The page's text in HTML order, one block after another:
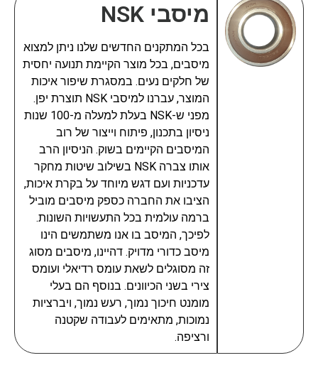
מיסבי NSK
בכל המתקנים החדשים שלנו ניתן למצוא
מיסבים, בכל מוצר הקיימת תנועה יחסית
של חלקים נעים. במסגרת שיפור איכות
המוצר, עברנו למיסבי NSK תוצרת יפן.
מפני ש-NSK בעלת למעלה מ-100 שנות
ניסיון בתכנון, פיתוח וייצור של רוב
המיסבים הקיימים בשוק. הניסיון הרב
אותו צברה NSK בשילוב שיטות מחקר
עדכניות ועם דגש מיוחד על בקרת איכות,
הציבו את החברה כספק מיסבים מוביל
ברמה עולמית בכל התעשויות השונות.
לפיכך, המיסב בו אנו משתמשים הינו
מיסב כדורי מדויק. דהיינו, מיסבים מסוג
זה מסוגלים לשאת עומס רדיאלי ועומס
צירי בשני הכיוונים. בנוסף הם בעלי
מומנט חיכוך נמוך, רעש נמוך, ויברציות
נמוכות, מתאימים לעבודה שקטנה
ורציפה.